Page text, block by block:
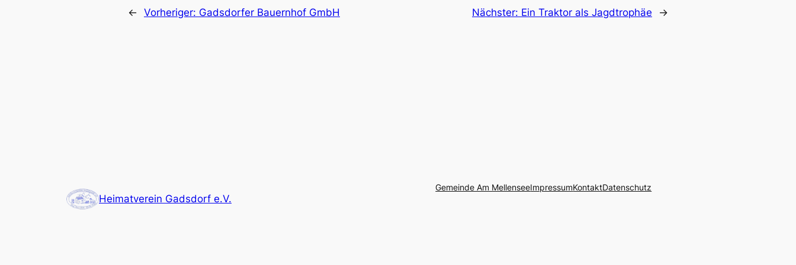
← Vorheriger: Gadsdorfer Bauernhof GmbH Nächster: Ein Traktor als Jagdtrophäe →
Heimatverein Gadsdorf e.V.
Gemeinde Am MellenseeImpressumKontaktDatenschutz